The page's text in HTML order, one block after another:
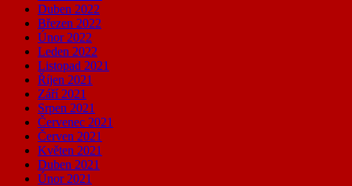
Duben 2022
Březen 2022
Únor 2022
Leden 2022
Listopad 2021
Říjen 2021
Září 2021
Srpen 2021
Červenec 2021
Červen 2021
Květen 2021
Duben 2021
Únor 2021